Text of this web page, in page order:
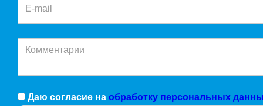
Даю согласие на обработку персональных